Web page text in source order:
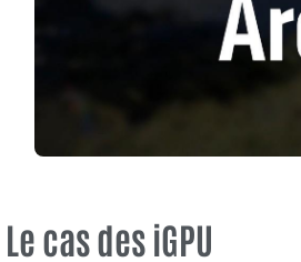
Le cas des iGPU